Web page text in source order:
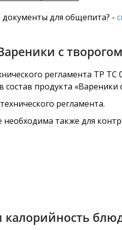
для общепита? -
с
регламента ТР
продукта «Вареники
регламента.
также для
калорийность